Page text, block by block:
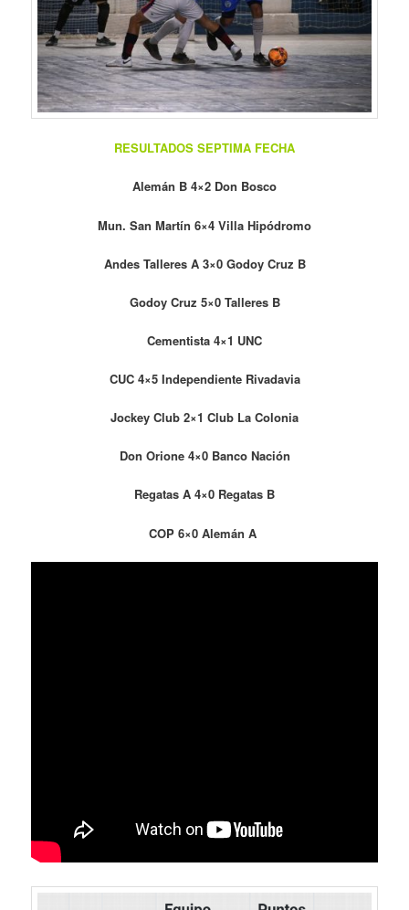
RESULTADOS SEPTIMA FECHA
Alemán B 4×2 Don Bosco
Mun. San Martín 6×4 Villa Hipódromo
Andes Talleres A 3×0 Godoy Cruz B
Godoy Cruz 5×0 Talleres B
Cementista 4×1 UNC
CUC 4×5 Independiente Rivadavia
Jockey Club 2×1 Club La Colonia
Don Orione 4×0 Banco Nación
Regatas A 4×0 Regatas B
COP 6×0 Alemán A